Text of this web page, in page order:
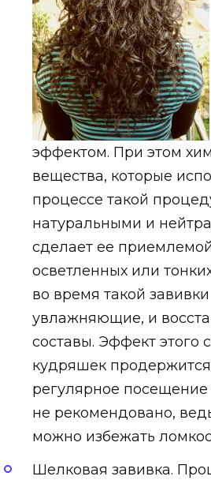
эффектом. При этом
вещества, которые
процессе такой
натуральными и
сделает ее
осветленных или
во время такой
увлажняющие, и
составы. Эффект этого
кудряшек
регулярное
не рекомендовано,
можно избежать
Шелковая завивка.